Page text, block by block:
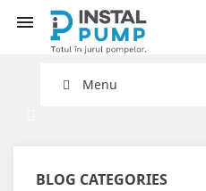

Menu
BLOG CATEGORIES